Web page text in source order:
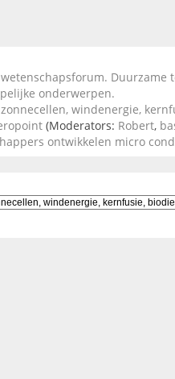
Duurzame
onderwerpen.
windenergie,
(Moderators: Robert,
ontwikkelen micro